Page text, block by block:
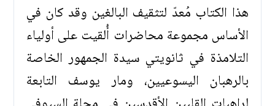
هذا الكتاب مُعدّ لتثقيف البالغين وقد كان في
الأساس مجموعة محاضرات أُلقيت على أولياء
التلامذة في ثانويتي سيدة الجمهور الخاصة
بالرهبان اليسوعيين، ومار يوسف التابعة